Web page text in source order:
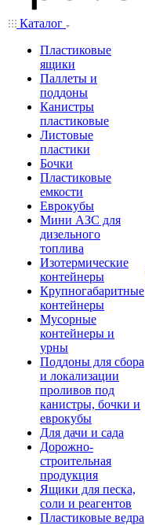
Каталог
Пластиковые
ящики
Паллеты и
поддоны
Канистры
пластиковые
Листовые
пластики
Бочки
Пластиковые
емкости
Еврокубы
Мини АЗС для
дизельного
топлива
Изотермические
контейнеры
Крупногабаритные
контейнеры
Мусорные
контейнеры и
урны
Поддоны для сбора
и локализации
проливов под
канистры, бочки и
еврокубы
Для дачи и сада
Дорожно-
строительная
продукция
Ящики для песка,
соли и реагентов
Пластиковые ведра